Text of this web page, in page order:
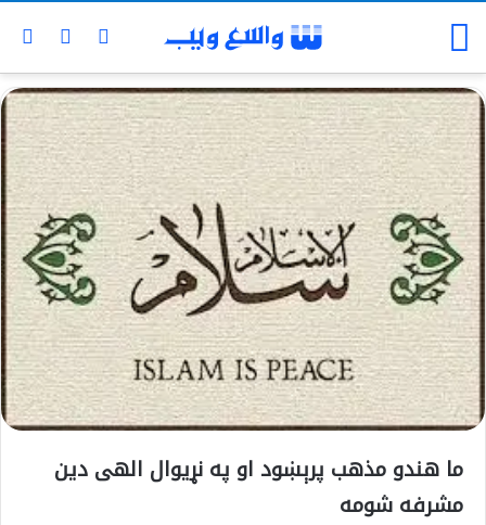
ما هندو مذهب پرېښود او په نړیوال الهی دین
مشرفه شومه